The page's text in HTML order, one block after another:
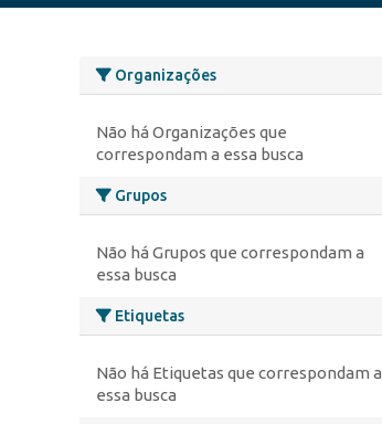
Organizações
Não há Organizações que
correspondam a essa busca
Grupos
Não há Grupos que correspondam a
essa busca
Etiquetas
Não há Etiquetas que correspondam a
essa busca